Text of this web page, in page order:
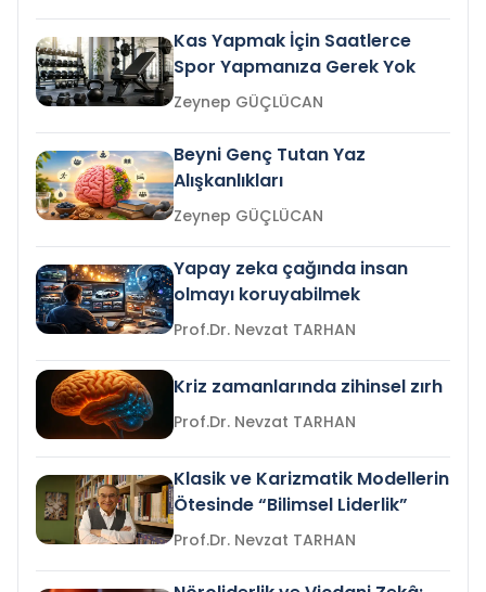
Kas Yapmak İçin Saatlerce
Spor Yapmanıza Gerek Yok
Zeynep GÜÇLÜCAN
Beyni Genç Tutan Yaz
Alışkanlıkları
Zeynep GÜÇLÜCAN
Yapay zeka çağında insan
olmayı koruyabilmek
Prof.Dr. Nevzat TARHAN
Kriz zamanlarında zihinsel zırh
Prof.Dr. Nevzat TARHAN
Klasik ve Karizmatik Modellerin
Ötesinde “Bilimsel Liderlik”
Prof.Dr. Nevzat TARHAN